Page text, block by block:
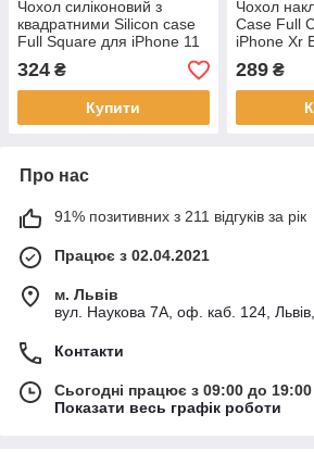
Чохол силіконовий з
квадратними Silicon case
Full Square для iPhone 11
Pro Red Червоний
324 ₴
Купити
Чохол
Case Full
iPhone Xr
289₴
Про нас
91% позитивних з 211 відгуків за рік
Працює з 02.04.2021
м. Львів
вул. Наукова 7А, оф. каб. 124,
Контакти
Сьогодні працює з 09:00 до 19:00
Показати весь графік роботи